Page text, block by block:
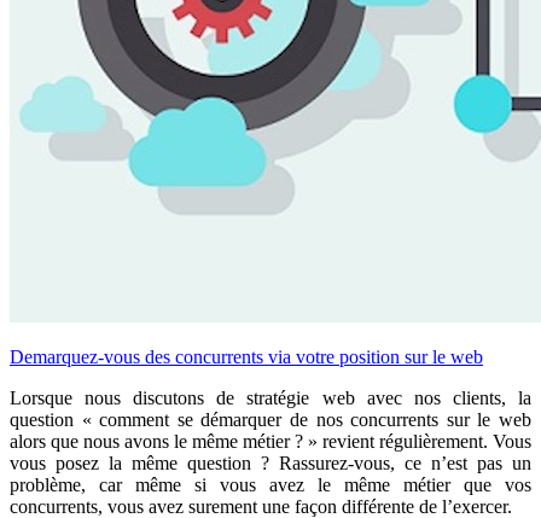
Demarquez-vous des concurrents via votre position sur le web
Lorsque nous discutons de stratégie web avec nos clients, la
question « comment se démarquer de nos concurrents sur le web
alors que nous avons le même métier ? » revient régulièrement. Vous
vous posez la même question ? Rassurez-vous, ce n’est pas un
problème, car même si vous avez le même métier que vos
concurrents, vous avez surement une façon différente de l’exercer.